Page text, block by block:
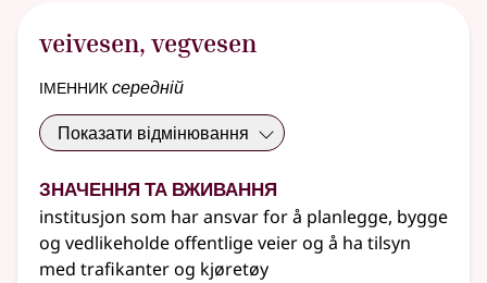
veivesen, vegvesen
іменниксередній
Показати відмінювання
Значення та вживання
institusjon som har ansvar for å planlegge, bygge
og vedlikeholde offentlige veier og å ha tilsyn
med trafikanter og kjøretøy